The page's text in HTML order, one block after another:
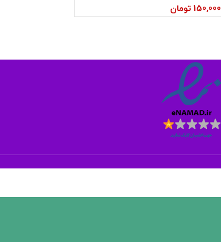
150,000 تومان